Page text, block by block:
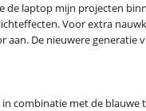
laptop mijn projecten
Voor extra
aan. De nieuwere
combinatie met de